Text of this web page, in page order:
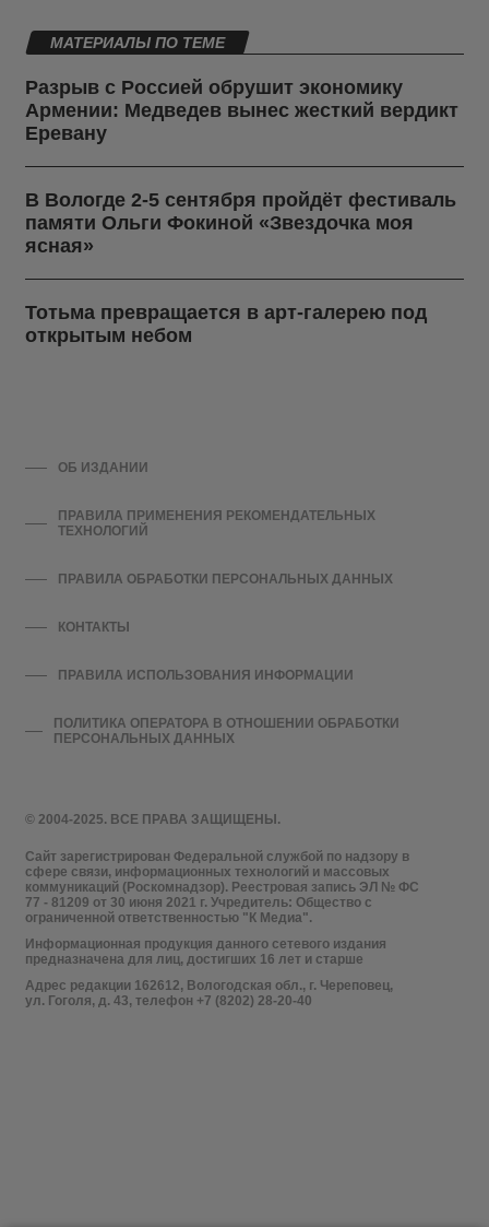
МАТЕРИАЛЫ ПО ТЕМЕ
Разрыв с Россией обрушит экономику
Армении: Медведев вынес жесткий вердикт
Еревану
В Вологде 2-5 сентября пройдёт фестиваль
памяти Ольги Фокиной «Звездочка моя
ясная»
Тотьма превращается в арт-галерею под
открытым небом
© 2004-2025. ВСЕ ПРАВА ЗАЩИЩЕНЫ.
Сайт зарегистрирован Федеральной службой по надзору в
сфере связи, информационных технологий и массовых
коммуникаций (Роскомнадзор). Реестровая запись ЭЛ № ФС
77 - 81209 от 30 июня 2021 г. Учредитель: Общество с
ограниченной ответственностью "К Медиа".
Информационная продукция данного сетевого издания
предназначена для лиц, достигших 16 лет и старше
Адрес редакции 162612, Вологодская обл., г. Череповец,
ул. Гоголя, д. 43, телефон +7 (8202) 28-20-40
ОБ ИЗДАНИИ
ПРАВИЛА ПРИМЕНЕНИЯ РЕКОМЕНДАТЕЛЬНЫХ
ТЕХНОЛОГИЙ
ПРАВИЛА ОБРАБОТКИ ПЕРСОНАЛЬНЫХ ДАННЫХ
КОНТАКТЫ
ПРАВИЛА ИСПОЛЬЗОВАНИЯ ИНФОРМАЦИИ
ПОЛИТИКА ОПЕРАТОРА В ОТНОШЕНИИ ОБРАБОТКИ
ПЕРСОНАЛЬНЫХ ДАННЫХ